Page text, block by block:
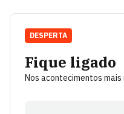
Fique ligado
Nos acontecimentos
DESPERTA